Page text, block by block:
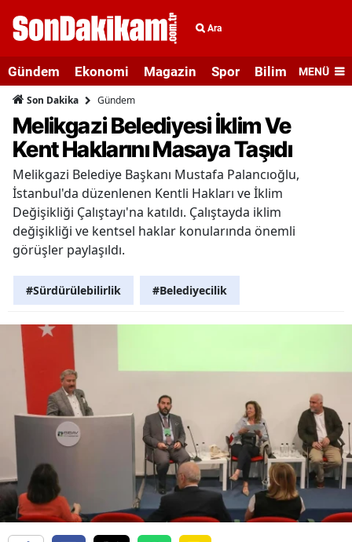
Ara
Gündem Ekonomi Magazin Spor Bilim veMENÜ
Son Dakika Gündem
Melikgazi Belediyesi İklim Ve
Kent Haklarını Masaya Taşıdı
Melikgazi Belediye Başkanı Mustafa Palancıoğlu,
İstanbul'da düzenlenen Kentli Hakları ve İklim
Değişikliği Çalıştayı'na katıldı. Çalıştayda iklim
değişikliği ve kentsel haklar konularında önemli
görüşler paylaşıldı.
#Sürdürülebilirlik #Belediyecilik